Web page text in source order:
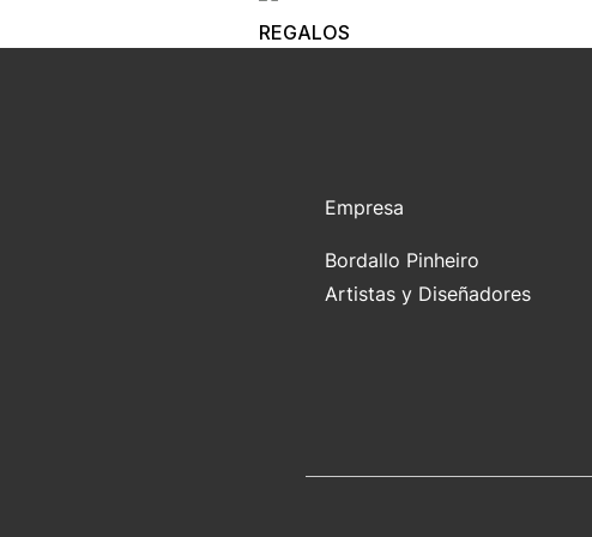
REGALOS
Empresa
Bordallo Pinheiro
Artistas y Diseñadores